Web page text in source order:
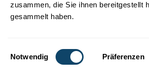
zusammen, die Sie ihnen bereitgestellt
gesammelt haben.
Einwilligungsauswahl
Notwendig Präferenzen